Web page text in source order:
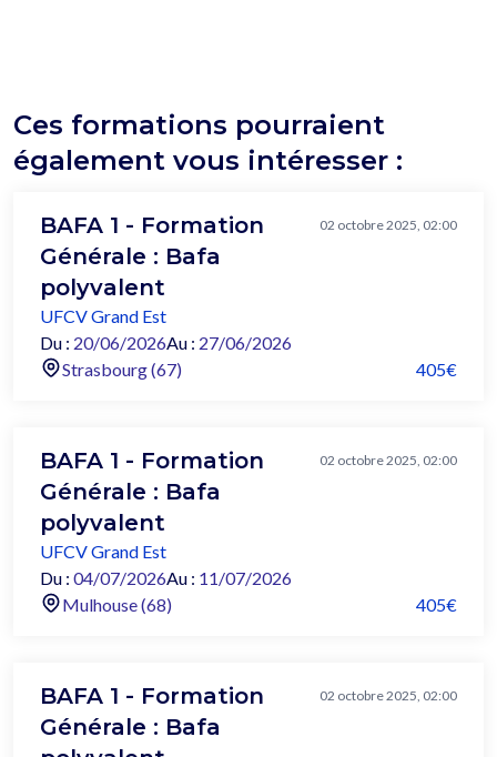
Ces formations pourraient
également vous intéresser :
BAFA 1 - Formation
Générale : Bafa
polyvalent
02 octobre 2025, 02:00
UFCV Grand Est
Du : 20/06/2026Au : 27/06/2026
Strasbourg (67)
405€
BAFA 1 - Formation
Générale : Bafa
polyvalent
02 octobre 2025, 02:00
UFCV Grand Est
Du : 04/07/2026Au : 11/07/2026
Mulhouse (68)
405€
BAFA 1 - Formation
Générale : Bafa
02 octobre 2025, 02:00